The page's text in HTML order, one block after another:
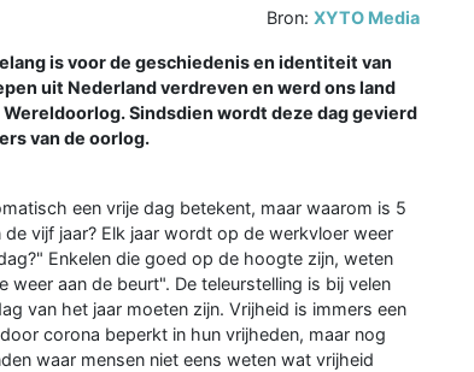
Bron:XYTO Media
is voor de geschiedenis en identiteit van
uit Nederland verdreven en werd ons land
Sindsdien wordt deze dag gevierd
van de oorlog.
een vrije dag betekent, maar waarom is 5
vijf jaar? Elk jaar wordt op de werkvloer weer
Enkelen die goed op de hoogte zijn, weten
aan de beurt". De teleurstelling is bij velen
van het jaar moeten zijn. Vrijheid is immers een
corona beperkt in hun vrijheden, maar nog
waar mensen niet eens weten wat vrijheid